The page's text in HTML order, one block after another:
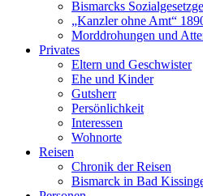
Bismarcks
„Kanzler ohne Amt“
Morddrohungen und
Privates
Eltern und Geschwister
Ehe und Kinder
Gutsherr
Persönlichkeit
Interessen
Wohnorte
Reisen
Chronik der Reisen
Bismarck in Bad